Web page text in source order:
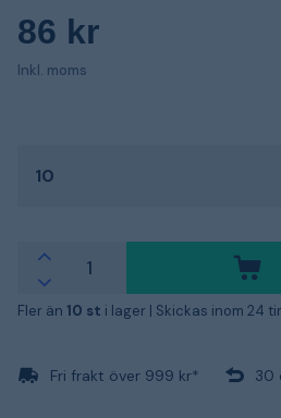
86 kr
Inkl. moms
10
Fler än 10 st i lager | Skickas inom 24
Fri frakt över 999 kr* 30